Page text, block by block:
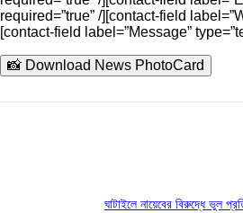
required=”true” /][contact-field
[contact-field label=”Message”
📸 Download News PhotoCard
ঘাটাইলে নায়েবের বিরুদ্ধে ভুল